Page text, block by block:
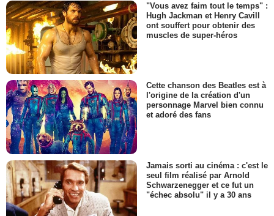
"Vous avez faim tout le temps" :
Hugh Jackman et Henry Cavill
ont souffert pour obtenir des
muscles de super-héros
Cette chanson des Beatles est à
l'origine de la création d'un
personnage Marvel bien connu
et adoré des fans
Jamais sorti au cinéma : c'est le
seul film réalisé par Arnold
Schwarzenegger et ce fut un
"échec absolu" il y a 30 ans